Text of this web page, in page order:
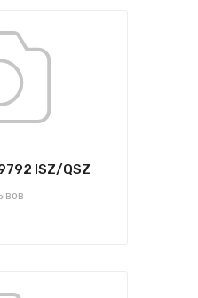
ISZ/QSZ